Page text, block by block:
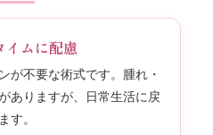
イムに配慮
が不要な術式です。腫れ・
ありますが、日常生活に戻
す。